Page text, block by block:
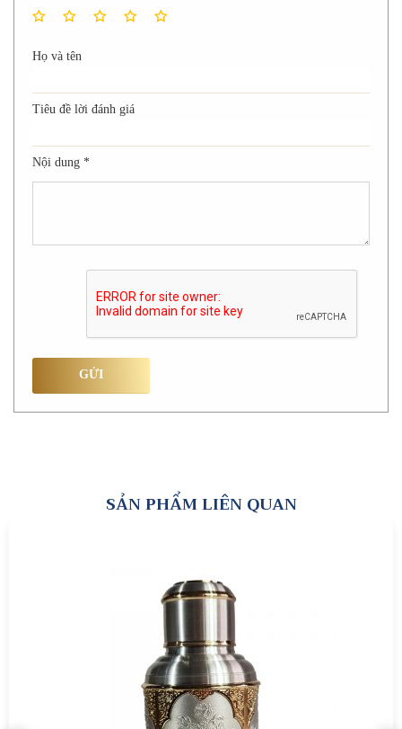
Nội dung *
Họ và tên
Tiêu đề lời đánh giá
SẢN PHẨM LIÊN QUAN